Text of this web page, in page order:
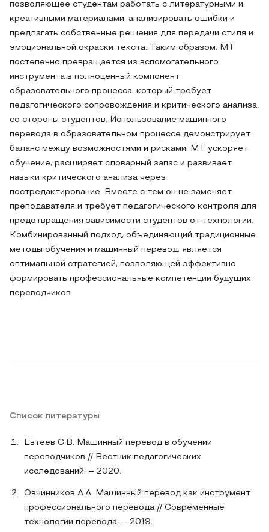
позволяющее студентам работать с литературными и
креативными материалами, анализировать ошибки и
предлагать собственные решения для передачи стиля и
эмоциональной окраски текста. Таким образом, MT
постепенно превращается из вспомогательного
инструмента в полноценный компонент
образовательного процесса, который требует
педагогического сопровождения и критического анализа
со стороны студентов. Использование машинного
перевода в образовательном процессе демонстрирует
баланс между возможностями и рисками. MT ускоряет
обучение, расширяет словарный запас и развивает
навыки критического анализа через
постредактирование. Вместе с тем он не заменяет
преподавателя и требует педагогического контроля для
предотвращения зависимости студентов от технологии.
Комбинированный подход, объединяющий традиционные
методы обучения и машинный перевод, является
оптимальной стратегией, позволяющей эффективно
формировать профессиональные компетенции будущих
переводчиков.
Список литературы
Евтеев С.В. Машинный перевод в обучении
переводчиков // Вестник педагогических
исследований. – 2020.
Овчинников А.А. Машинный перевод как инструмент
профессионального перевода // Современные
технологии перевода. – 2019.